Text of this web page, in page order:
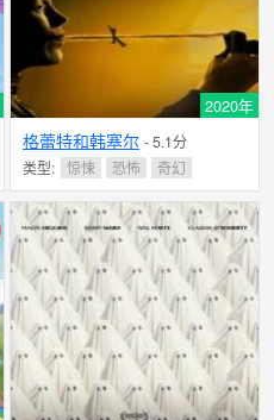
2020年
格蕾特和韩塞尔 - 5.1分
类型: 惊悚 恐怖 奇幻